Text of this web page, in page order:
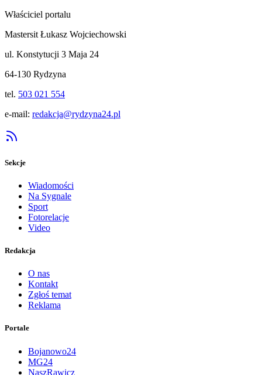
Właściciel portalu
Mastersit Łukasz Wojciechowski
ul. Konstytucji 3 Maja 24
64-130 Rydzyna
tel. 503 021 554
e-mail: redakcja@rydzyna24.pl
Sekcje
Wiadomości
Na Sygnale
Sport
Fotorelacje
Video
Redakcja
O nas
Kontakt
Zgłoś temat
Reklama
Portale
Bojanowo24
MG24
NaszRawicz